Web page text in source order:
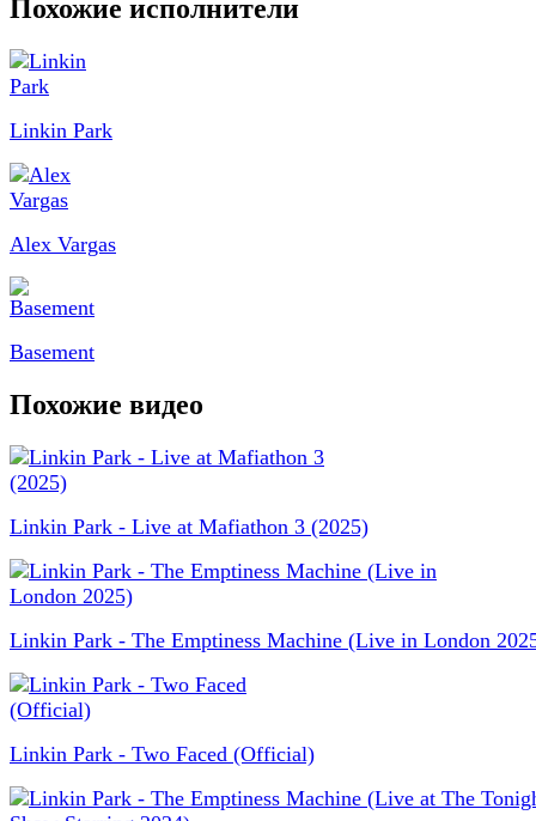
Похожие исполнители
Linkin Park
Alex Vargas
Basement
Похожие видео
Linkin Park - Live at Mafiathon 3 (2025)
Linkin Park - The Emptiness Machine (Live in London
Linkin Park - Two Faced (Official)